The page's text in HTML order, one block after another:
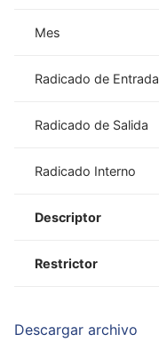
Mes
Radicado de Entrada
Radicado de Salida
Radicado Interno
Descriptor
Restrictor
Descargar archivo